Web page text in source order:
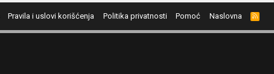
Pravila i uslovi korišćenja Politika privatnosti Pomoć Naslovna
R
S
S